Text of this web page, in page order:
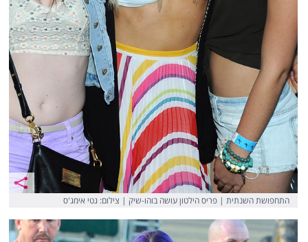
התחפושת השנתית | פריס הילטון עושה בוהו-שיק | צילום: גטי אימג'ס